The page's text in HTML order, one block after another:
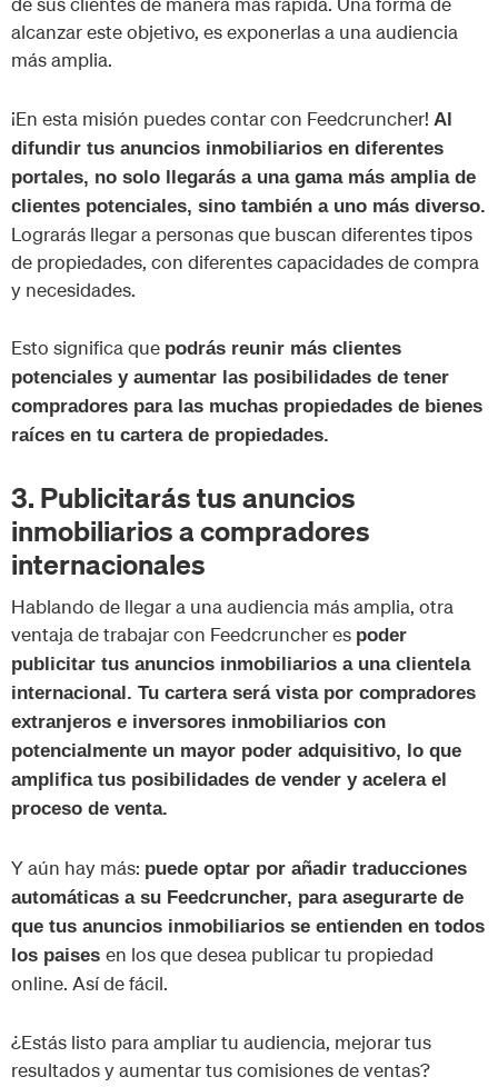
alcanzar este objetivo, es exponerlas a una audiencia
más amplia.
¡En esta misión puedes contar con Feedcruncher! Al
difundir tus anuncios inmobiliarios en diferentes
portales, no solo llegarás a una gama más amplia de
clientes potenciales, sino también a uno más diverso.
Lograrás llegar a personas que buscan diferentes tipos
de propiedades, con diferentes capacidades de compra
y necesidades.
Esto significa que podrás reunir más clientes
potenciales y aumentar las posibilidades de tener
compradores para las muchas propiedades de bienes
raíces en tu cartera de propiedades.
3. Publicitarás tus anuncios
inmobiliarios a compradores
internacionales
Hablando de llegar a una audiencia más amplia, otra
ventaja de trabajar con Feedcruncher es poder
publicitar tus anuncios inmobiliarios a una clientela
internacional. Tu cartera será vista por compradores
extranjeros e inversores inmobiliarios con
potencialmente un mayor poder adquisitivo, lo que
amplifica tus posibilidades de vender y acelera el
proceso de venta.
Y aún hay más: puede optar por añadir traducciones
automáticas a su Feedcruncher, para asegurarte de
que tus anuncios inmobiliarios se entienden en todos
los paises en los que desea publicar tu propiedad
online. Así de fácil.
¿Estás listo para ampliar tu audiencia, mejorar tus
resultados y aumentar tus comisiones de ventas?